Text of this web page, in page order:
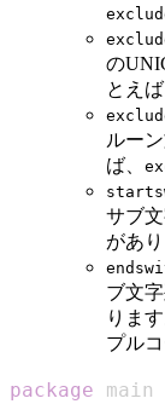
の
とえば
ルー
ば、
サブ
があ
ブ文
りま
プルコ
package